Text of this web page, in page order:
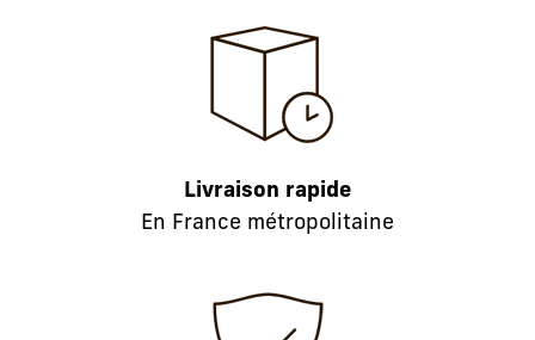
Livraison rapide
En France métropolitaine